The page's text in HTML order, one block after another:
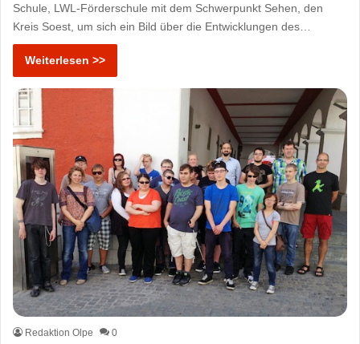
Schule, LWL-Förderschule mit dem Schwerpunkt Sehen, den
Kreis Soest, um sich ein Bild über die Entwicklungen des…
Weiterlesen >>
Redaktion Olpe 0